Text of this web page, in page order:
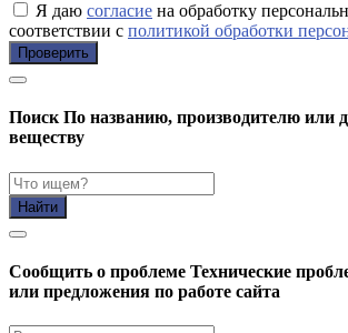
Я даю согласие на обработку
соответствии с политикой обработки
Проверить
Поиск По названию, производителю или
веществу
Найти
Cообщить о проблеме Технические
или предложения по работе сайта